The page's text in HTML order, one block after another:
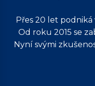
Přes 20 let
Od roku 2015 se
Nyní svými